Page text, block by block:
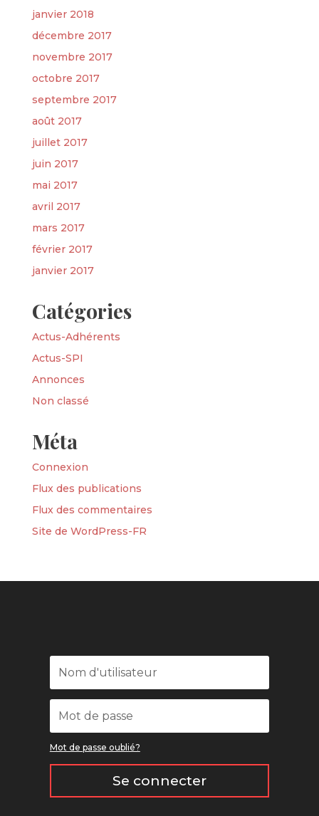
janvier 2018
décembre 2017
novembre 2017
octobre 2017
septembre 2017
août 2017
juillet 2017
juin 2017
mai 2017
avril 2017
mars 2017
février 2017
janvier 2017
Catégories
Actus-Adhérents
Actus-SPI
Annonces
Non classé
Méta
Connexion
Flux des publications
Flux des commentaires
Site de WordPress-FR
Mot de passe oublié?
Se connecter